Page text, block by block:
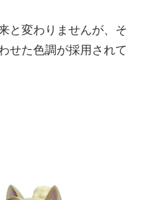
と変わりませんが、そ
せた色調が採用されて